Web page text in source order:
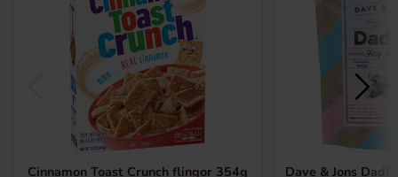
Cinnamon Toast Crunch flingor 354g
Dave & Jons